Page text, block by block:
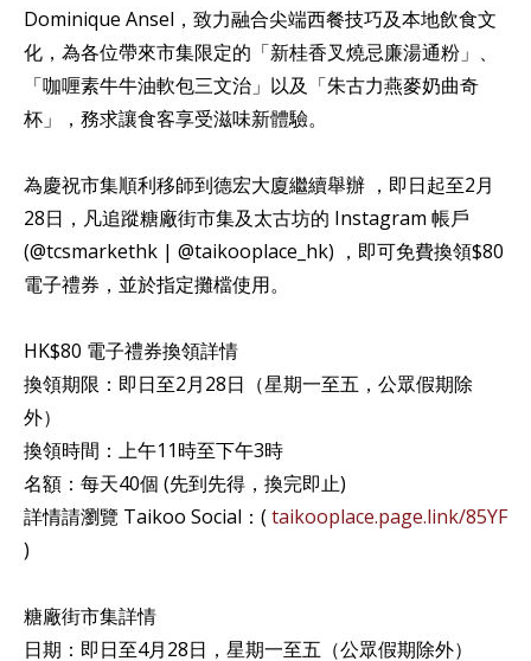
Dominique Ansel，致力融合尖端西餐技巧及本地飲食文
化，為各位帶來市集限定的「新桂香叉燒忌廉湯通粉」、
「咖喱素牛牛油軟包三文治」以及「朱古力燕麥奶曲奇
杯」，務求讓食客享受滋味新體驗。
為慶祝市集順利移師到德宏大廈繼續舉辦 ，即日起至2月
28日，凡追蹤糖廠街市集及太古坊的 Instagram 帳戶
(@tcsmarkethk | @taikooplace_hk) ，即可免費換領$80
電子禮券，並於指定攤檔使用。
HK$80 電子禮券換領詳情
換領期限：即日至2月28日（星期一至五，公眾假期除
外）
換領時間：上午11時至下午3時
名額：每天40個 (先到先得，換完即止)
詳情請瀏覽 Taikoo Social：(taikooplace.page.link/85YF
)
糖廠街市集詳情
日期：即日至4月28日，星期一至五（公眾假期除外）